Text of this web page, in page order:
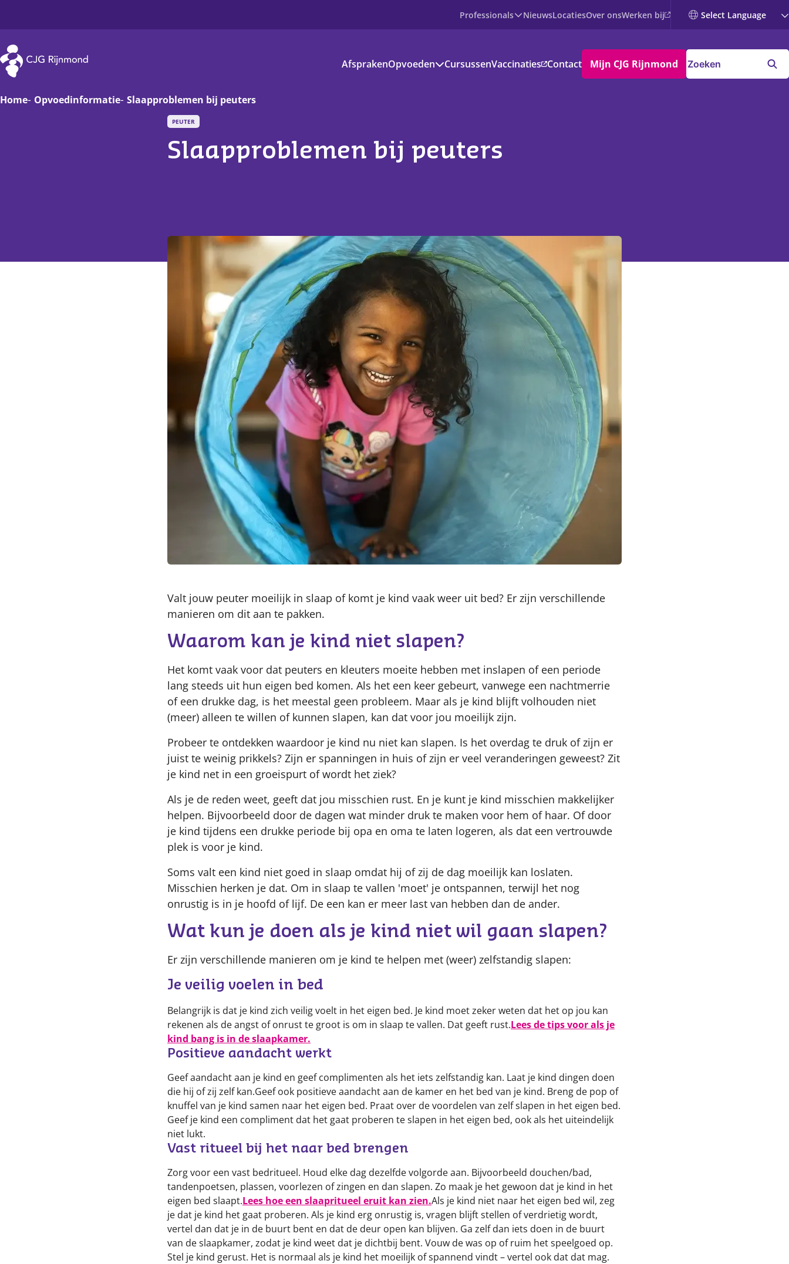
Professionals
Prenataal
NieuwsLocatiesOver onsWerken bij
CJG Rijnmond
AfsprakenOpvoeden
Opvoedinformatie
Handige apps en websites
CursussenVaccinaties Contact Mijn CJG Rijnmond
Home Opvoedinformatie Slaapproblemen bij peuters
PEUTER
Slaapproblemen bij peuters
Valt jouw peuter moeilijk in slaap of komt je kind vaak weer uit bed? Er zijn verschillende
manieren om dit aan te pakken.
Waarom kan je kind niet slapen?
Het komt vaak voor dat peuters en kleuters moeite hebben met inslapen of een periode
lang steeds uit hun eigen bed komen. Als het een keer gebeurt, vanwege een nachtmerrie
of een drukke dag, is het meestal geen probleem. Maar als je kind blijft volhouden niet
(meer) alleen te willen of kunnen slapen, kan dat voor jou moeilijk zijn.
Probeer te ontdekken waardoor je kind nu niet kan slapen. Is het overdag te druk of zijn er
juist te weinig prikkels? Zijn er spanningen in huis of zijn er veel veranderingen geweest? Zit
je kind net in een groeispurt of wordt het ziek?
Als je de reden weet, geeft dat jou misschien rust. En je kunt je kind misschien makkelijker
helpen. Bijvoorbeeld door de dagen wat minder druk te maken voor hem of haar. Of door
je kind tijdens een drukke periode bij opa en oma te laten logeren, als dat een vertrouwde
plek is voor je kind.
Soms valt een kind niet goed in slaap omdat hij of zij de dag moeilijk kan loslaten.
Misschien herken je dat. Om in slaap te vallen 'moet' je ontspannen, terwijl het nog
onrustig is in je hoofd of lijf. De een kan er meer last van hebben dan de ander.
Wat kun je doen als je kind niet wil gaan slapen?
Er zijn verschillende manieren om je kind te helpen met (weer) zelfstandig slapen:
Je veilig voelen in bed
Belangrijk is dat je kind zich veilig voelt in het eigen bed. Je kind moet zeker weten dat het op jou kan
rekenen als de angst of onrust te groot is om in slaap te vallen. Dat geeft rust.Lees de tips voor als je
kind bang is in de slaapkamer.
Positieve aandacht werkt
Geef aandacht aan je kind en geef complimenten als het iets zelfstandig kan. Laat je kind dingen doen
die hij of zij zelf kan.Geef ook positieve aandacht aan de kamer en het bed van je kind. Breng de pop of
knuffel van je kind samen naar het eigen bed. Praat over de voordelen van zelf slapen in het eigen bed.
Geef je kind een compliment dat het gaat proberen te slapen in het eigen bed, ook als het uiteindelijk
niet lukt.
Vast ritueel bij het naar bed brengen
Zorg voor een vast bedritueel. Houd elke dag dezelfde volgorde aan. Bijvoorbeeld douchen/bad,
tandenpoetsen, plassen, voorlezen of zingen en dan slapen. Zo maak je het gewoon dat je kind in het
eigen bed slaapt.Lees hoe een slaapritueel eruit kan zien.Als je kind niet naar het eigen bed wil, zeg
je dat je kind het gaat proberen. Als je kind erg onrustig is, vragen blijft stellen of verdrietig wordt,
vertel dan dat je in de buurt bent en dat de deur open kan blijven. Ga zelf dan iets doen in de buurt
van de slaapkamer, zodat je kind weet dat je dichtbij bent. Vouw de was op of ruim het speelgoed op.
Stel je kind gerust. Het is normaal als je kind het moeilijk of spannend vindt – vertel ook dat dat mag.